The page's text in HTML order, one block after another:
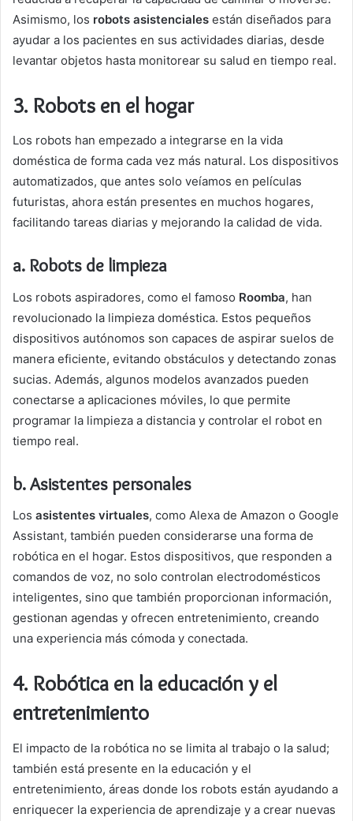
Asimismo, los robots asistenciales están diseñados para
ayudar a los pacientes en sus actividades diarias, desde
levantar objetos hasta monitorear su salud en tiempo real.
3. Robots en el hogar
Los robots han empezado a integrarse en la vida
doméstica de forma cada vez más natural. Los dispositivos
automatizados, que antes solo veíamos en películas
futuristas, ahora están presentes en muchos hogares,
facilitando tareas diarias y mejorando la calidad de vida.
a. Robots de limpieza
Los robots aspiradores, como el famoso Roomba, han
revolucionado la limpieza doméstica. Estos pequeños
dispositivos autónomos son capaces de aspirar suelos de
manera eficiente, evitando obstáculos y detectando zonas
sucias. Además, algunos modelos avanzados pueden
conectarse a aplicaciones móviles, lo que permite
programar la limpieza a distancia y controlar el robot en
tiempo real.
b. Asistentes personales
Los asistentes virtuales, como Alexa de Amazon o Google
Assistant, también pueden considerarse una forma de
robótica en el hogar. Estos dispositivos, que responden a
comandos de voz, no solo controlan electrodomésticos
inteligentes, sino que también proporcionan información,
gestionan agendas y ofrecen entretenimiento, creando
una experiencia más cómoda y conectada.
4. Robótica en la educación y el
entretenimiento
El impacto de la robótica no se limita al trabajo o la salud;
también está presente en la educación y el
entretenimiento, áreas donde los robots están ayudando a
enriquecer la experiencia de aprendizaje y a crear nuevas